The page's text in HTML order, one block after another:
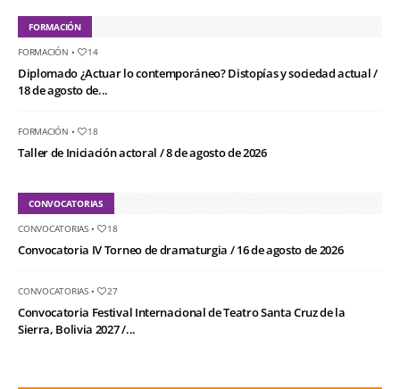
FORMACIÓN
FORMACIÓN • 14
Diplomado ¿Actuar lo contemporáneo? Distopías y sociedad actual /
18 de agosto de...
FORMACIÓN • 18
Taller de Iniciación actoral / 8 de agosto de 2026
CONVOCATORIAS
CONVOCATORIAS• 18
Convocatoria IV Torneo de dramaturgia / 16 de agosto de 2026
CONVOCATORIAS• 27
Convocatoria Festival Internacional de Teatro Santa Cruz de la
Sierra, Bolivia 2027 /...